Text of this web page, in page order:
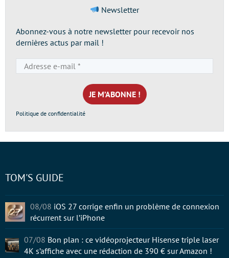
Newsletter
Abonnez-vous à notre newsletter pour recevoir nos
dernières actus par mail !
e-
mail
*
Politique de confidentialité
TOM'S GUIDE
08/08 iOS 27 corrige enfin un problème de connexion
récurrent sur l’iPhone
07/08 Bon plan : ce vidéoprojecteur Hisense triple laser
4K s’affiche avec une rédaction de 390 € sur Amazon !